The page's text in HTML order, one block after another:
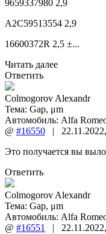
9659337980 2,9
A2C59513554 2,9
16600372R 2,5 ±...
Читать далее
Ответить
Colmogorov Alexandr
Тема: Gap, μm
Автомобиль: Alfa
@ #16550 | 22.11.2022,
Это получается вы
Ответить
Colmogorov Alexandr
Тема: Gap, μm
Автомобиль: Alfa
@ #16551 | 22.11.2022,